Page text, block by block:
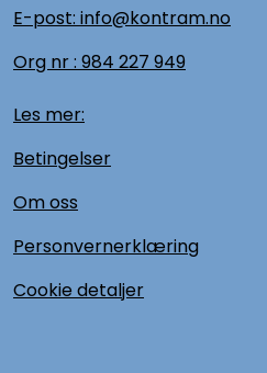
E-post: info@kontram.no
Org nr : 984 227 949
Les mer:
Betingelser
Om oss
Personvernerklæring
Cookie detaljer